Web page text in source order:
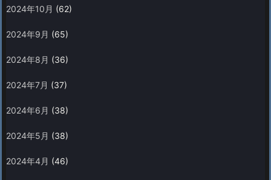
2024年10月 (62)
2024年9月 (65)
2024年8月 (36)
2024年7月 (37)
2024年6月 (38)
2024年5月 (38)
2024年4月 (46)